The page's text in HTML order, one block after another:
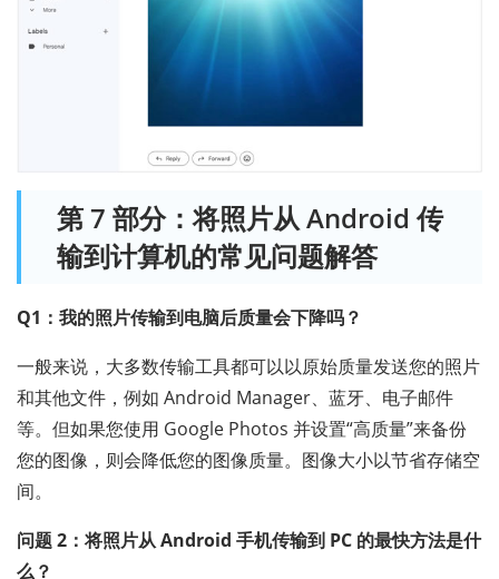
第 7 部分：将照片从 Android 传
输到计算机的常见问题解答
Q1：我的照片传输到电脑后质量会下降吗？
一般来说，大多数传输工具都可以以原始质量发送您的照片
和其他文件，例如 Android Manager、蓝牙、电子邮件
等。但如果您使用 Google Photos 并设置“高质量”来备份
您的图像，则会降低您的图像质量。图像大小以节省存储空
间。
问题 2：将照片从 Android 手机传输到 PC 的最快方法是什
么？